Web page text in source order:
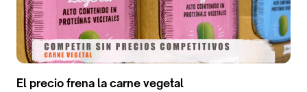
El precio frena la carne vegetal